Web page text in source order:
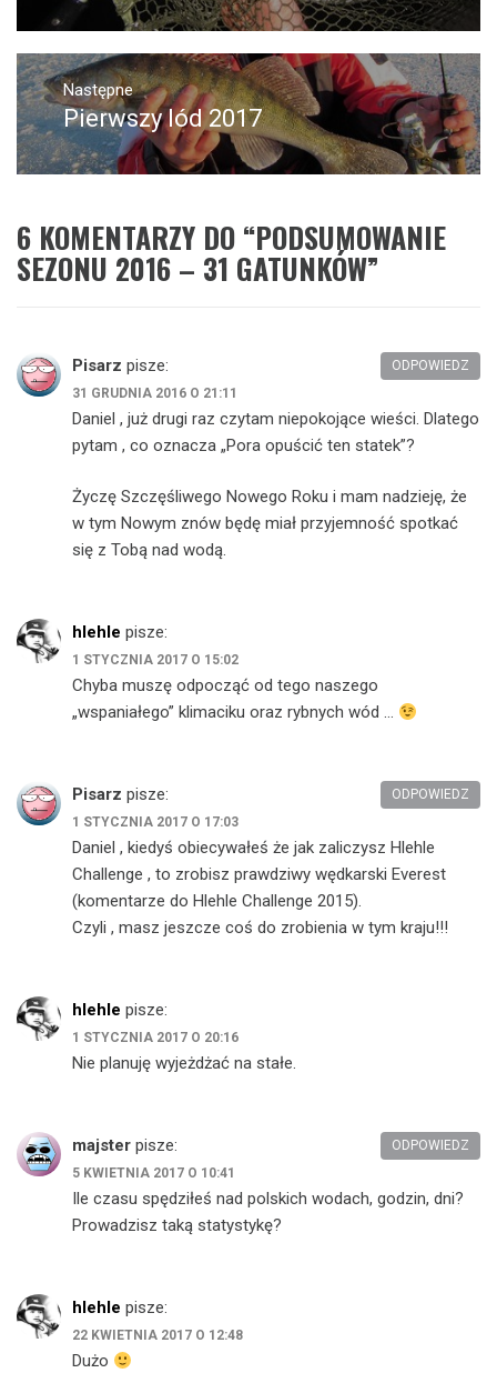
Następne
Następny
post:
Pierwszy lód 2017
6 KOMENTARZY DO “PODSUMOWANIE
SEZONU 2016 – 31 GATUNKÓW”
Pisarz pisze:
31 GRUDNIA 2016 O 21:11
Daniel , już drugi raz czytam niepokojące wieści. Dlatego
pytam , co oznacza „Pora opuścić ten statek”?
Życzę Szczęśliwego Nowego Roku i mam nadzieję, że
w tym Nowym znów będę miał przyjemność spotkać
się z Tobą nad wodą.
ODPOWIEDZ
hlehle pisze:
1 STYCZNIA 2017 O 15:02
Chyba muszę odpocząć od tego naszego
„wspaniałego” klimaciku oraz rybnych wód …
Pisarz pisze:
1 STYCZNIA 2017 O 17:03
Daniel , kiedyś obiecywałeś że jak zaliczysz Hlehle
Challenge , to zrobisz prawdziwy wędkarski Everest
(komentarze do Hlehle Challenge 2015).
Czyli , masz jeszcze coś do zrobienia w tym kraju!!!
ODPOWIEDZ
hlehle pisze:
1 STYCZNIA 2017 O 20:16
Nie planuję wyjeżdżać na stałe.
majster pisze:
5 KWIETNIA 2017 O 10:41
Ile czasu spędziłeś nad polskich wodach, godzin, dni?
Prowadzisz taką statystykę?
ODPOWIEDZ
hlehle pisze:
22 KWIETNIA 2017 O 12:48
Dużo